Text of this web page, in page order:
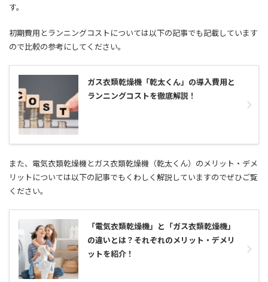
す。
初期費用とランニングコストについては以下の記事でも記載しています
ので比較の参考にしてください。
ガス衣類乾燥機「乾太くん」の導入費用と
ランニングコストを徹底解説！
また、電気衣類乾燥機とガス衣類乾燥機（乾太くん）のメリット・デメ
リットについては以下の記事でもくわしく解説していますのでぜひご覧
ください。
「電気衣類乾燥機」と「ガス衣類乾燥機」
の違いとは？それぞれのメリット・デメリ
ットを紹介！